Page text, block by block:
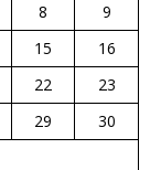
8
9
15
16
22
23
29
30